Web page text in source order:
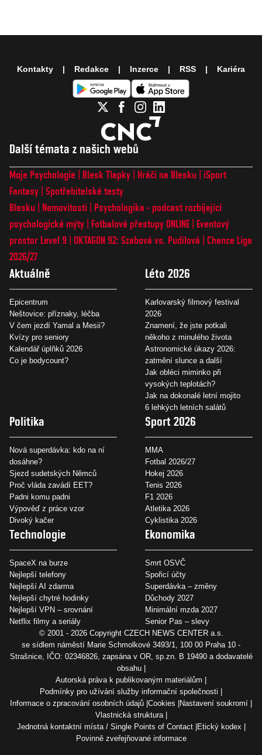
Další témata z našich webů
Moje Psychologie Blesk Tlapky Hráči na Blesku
iSport
Fantasy Spotřebitelské testy
Blesku
Nemovitosti
Psychologika - podcast rozbíjející
psychologické mýty
Fotbalové přestupy ONLINE
Eventový
prostor Level 9 OKTAGON 92: Szabová vs. Pudilová
Chance Liga
2026/27
Aktuálně
Epicentrum
Neštovice: příznaky, léčba
V čem jezdí Yamal a Mesii?
Kvízy pro seniory
Kalendář úplňků 2026
Co je bodycount?
Léto 2026
Karlovarský filmový festival
2026
Znamení, že jste potkali
někoho z minulého života
Astronomické úkazy 2026:
zatmění slunce a další
Jak obléci miminko při
vysokých teplotách?
Jak na dokonalé letní mojito
6 lehkých letních salátů
Politika
Nová superdávka: kdo na ní
dosáhne?
Sjezd sudetských Němců
Proč vláda zavádí EET?
Padni komu padni
Výpověď z práce vzor
Divoký kačer
Sport 2026
MMA
Fotbal 2026/27
Hokej 2026
Tenis 2026
F1 2026
Atletika 2026
Cyklistika 2026
Technologie
SpaceX na burze
Nejlepší telefony
Nejlepší AI zdarma
Nejlepší chytré hodinky
Nejlepší VPN – srovnání
Netflix filmy a seriály
Ekonomika
Smrt OSVČ
Spořicí účty
Superdávka – změny
Důchody 2027
Minimální mzda 2027
Senior Pas – slevy
Kontakty Redakce Inzerce RSS Kariéra
© 2001 - 2026 Copyright CZECH NEWS CENTER a.s.
se sídlem náměstí Marie Schmolkové 3493/1, 100 00 Praha 10 -
Strašnice, IČO: 02346826, zapsána v OR, sp.zn. B 19490 a dodavatelé
obsahu
Autorská práva k publikovaným materiálům
Podmínky pro užívání služby informační společnosti
Informace o zpracování osobních údajů Cookies Nastavení soukromí
Vlastnická struktura
Jednotná kontaktní místa / Single Points of Contact Etický kodex
Povinně zveřejňované informace